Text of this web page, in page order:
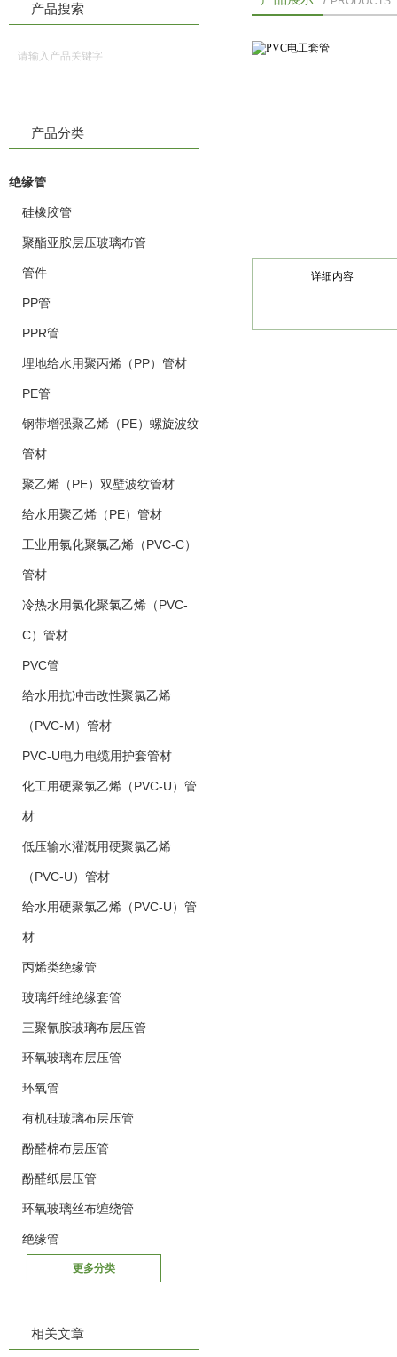
产品搜索
产品分类
绝缘管
硅橡胶管
聚酯亚胺层压玻璃布管
管件
PP管
PPR管
埋地给水用聚丙烯（PP）管材
PE管
钢带增强聚乙烯（PE）螺旋波纹
管材
聚乙烯（PE）双壁波纹管材
给水用聚乙烯（PE）管材
工业用氯化聚氯乙烯（PVC-C）
管材
冷热水用氯化聚氯乙烯（PVC-
C）管材
PVC管
给水用抗冲击改性聚氯乙烯
（PVC-M）管材
PVC-U电力电缆用护套管材
化工用硬聚氯乙烯（PVC-U）管
材
低压输水灌溉用硬聚氯乙烯
（PVC-U）管材
给水用硬聚氯乙烯（PVC-U）管
材
丙烯类绝缘管
玻璃纤维绝缘套管
三聚氰胺玻璃布层压管
环氧玻璃布层压管
环氧管
有机硅玻璃布层压管
酚醛棉布层压管
酚醛纸层压管
环氧玻璃丝布缠绕管
绝缘管
更多分类
相关文章
详细内容